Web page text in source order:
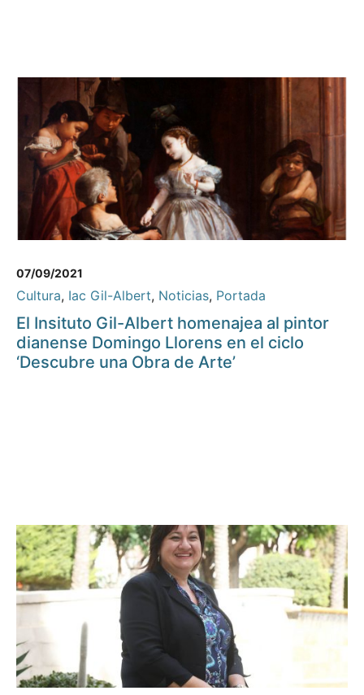
07/09/2021
Cultura, Iac Gil-Albert, Noticias, Portada
El Insituto Gil-Albert homenajea al pintor
dianense Domingo Llorens en el ciclo
‘Descubre una Obra de Arte’